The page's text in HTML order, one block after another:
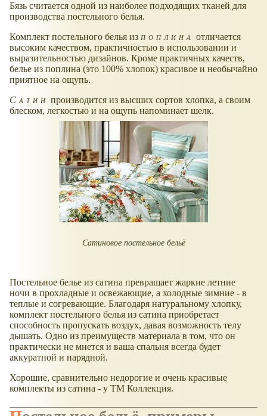
Бязь считается одной из наиболее подходящих тканей для
производства постельного белья.
Комплект постельного белья из поплина отличается
высоким качеством, практичностью в использовании и
выразительностью дизайнов. Кроме практичных качеств,
белье из поплина (это 100% хлопок) красивое и необычайно
приятное на ощупь.
Сатин производится из высших сортов хлопка, а своим
блеском, легкостью и на ощупь напоминает шелк.
Сатиновое постельное бельё
Постельное белье из сатина превращает жаркие летние
ночи в прохладные и освежающие, а холодные зимние - в
теплые и согревающие. Благодаря натуральному хлопку,
комплект постельного белья из сатина приобретает
способность пропускать воздух, давая возможность телу
дышать. Одно из преимуществ материала в том, что он
практически не мнется и ваша спальня всегда будет
аккуратной и нарядной.
Хорошие, сравнительно недорогие и очень красивые
комплекты из сатина - у ТМ Коллекция.